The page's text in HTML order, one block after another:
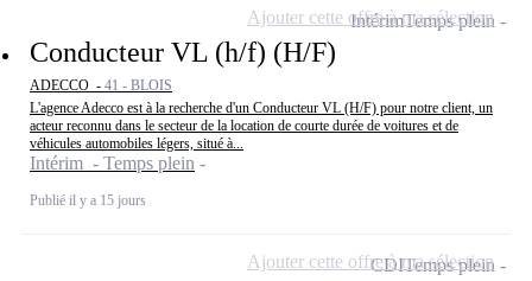
Conducteur VL (h/f) (H/F)
ADECCO - 41 - BLOIS
L'agence Adecco est à la recherche d'un Conducteur VL (H/F) pour notre client, un
acteur reconnu dans le secteur de la location de courte durée de voitures et de
véhicules automobiles légers, situé à...
Intérim - Temps plein
Publié il y a 15 jours
IntérimTemps plein
Ajouter cette offre à ma sélection
CDITemps plein
Ajouter cette offre à ma sélection